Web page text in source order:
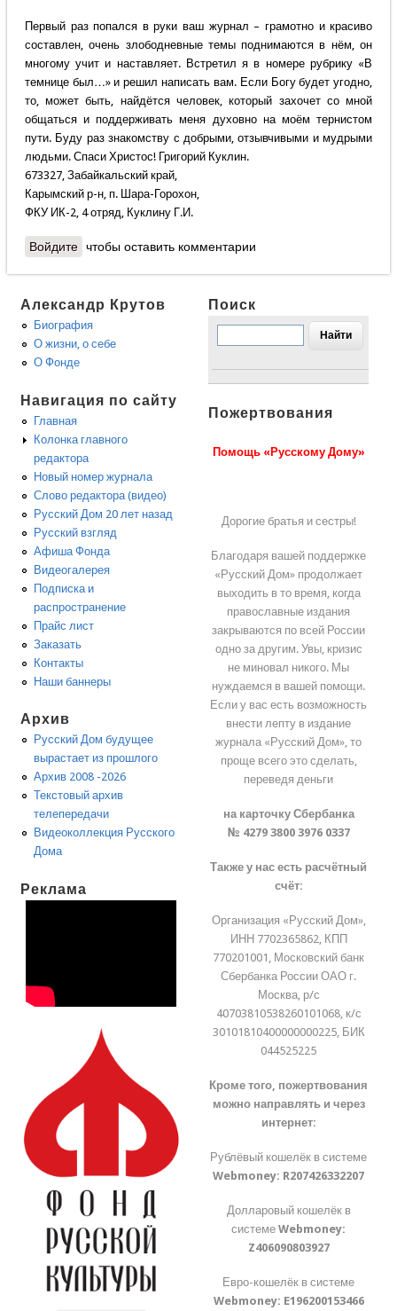
Первый раз попался в руки ваш журнал – грамотно и красиво
составлен, очень злободневные темы поднимаются в нём, он
многому учит и наставляет. Встретил я в номере рубрику «В
темнице был…» и решил написать вам. Если Богу будет угодно,
то, может быть, найдётся человек, который захочет со мной
общаться и поддерживать меня духовно на моём тернистом
пути. Буду раз знакомству с добрыми, отзывчивыми и мудрыми
людьми. Спаси Христос! Григорий Куклин.
673327, Забайкальский край,
Карымский р-н, п. Шара-Горохон,
ФКУ ИК-2, 4 отряд, Куклину Г.И.
Войдите чтобы оставить комментарии
Александр Крутов
Биография
О жизни, о себе
О Фонде
Навигация по сайту
Главная
Колонка главного
редактора
Новый номер журнала
Слово редактора (видео)
Русский Дом 20 лет назад
Русский взгляд
Афиша Фонда
Видеогалерея
Подписка и
распространение
Прайс лист
Заказать
Контакты
Наши баннеры
Архив
Русский Дом будущее
вырастает из прошлого
Архив 2008 -2026
Текстовый архив
телепередачи
Видеоколлекция Русского
Дома
Реклама
Поиск
Пожертвования
Помощь «Русскому Дому»
Дорогие братья и сестры!
Благодаря вашей поддержке
«Русский Дом» продолжает
выходить в то время, когда
православные издания
закрываются по всей России
одно за другим. Увы, кризис
не миновал никого. Мы
нуждаемся в вашей помощи.
Если у вас есть возможность
внести лепту в издание
журнала «Русский Дом», то
проще всего это сделать,
переведя деньги
на карточку Сбербанка
№ 4279 3800 3976 0337
Также у нас есть расчётный
счёт:
Организация «Русский Дом»,
ИНН 7702365862, КПП
770201001, Московский банк
Сбербанка России ОАО г.
Москва, р/с
40703810538260101068, к/с
30101810400000000225, БИК
044525225
Кроме того, пожертвования
можно направлять и через
интернет:
Рублёвый кошелёк в системе
Webmoney: R207426332207
Долларовый кошелёк в
системеWebmoney:
Z406090803927
Евро-кошелёк в системе
Webmoney: E196200153466